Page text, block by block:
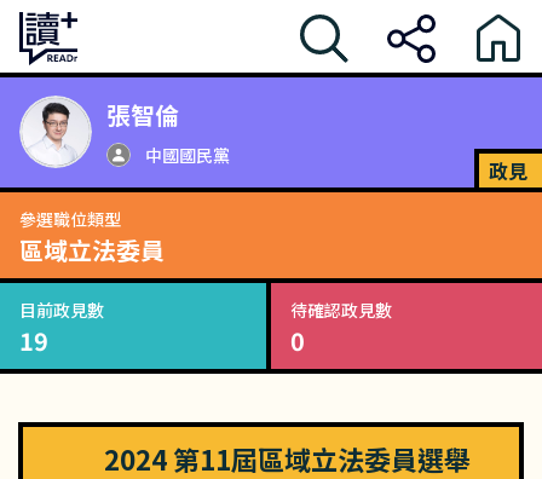
張智倫
中國國民黨
政見
參選職位類型
區域立法委員
目前政見數
19
待確認政見數
0
2024第11屆區域立法委員選舉